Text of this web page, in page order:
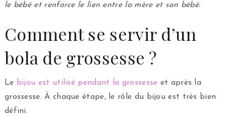
le bébé et renforce le lien entre la mère et son bébé.
Comment se servir d’un
bola de grossesse ?
Le bijou est utilisé pendant la grossesse et après la
grossesse. À chaque étape, le rôle du bijou est très bien
défini.